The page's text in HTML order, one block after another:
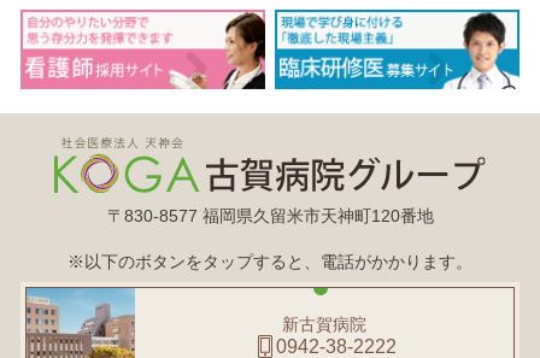
〒830-8577 福岡県久留米市天神町120番地
※以下のボタンをタップすると、電話がかかります。
新古賀病院
0942-38-2222